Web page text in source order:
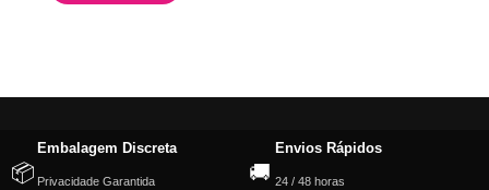
📦
Embalagem Discreta
Privacidade Garantida 🚚
Envios Rápidos
24 / 48 horas